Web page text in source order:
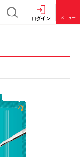
ログイン メニュー